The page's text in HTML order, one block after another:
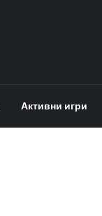
Активни игри